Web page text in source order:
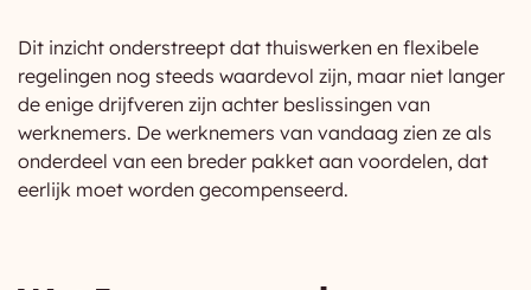
Dit inzicht onderstreept dat thuiswerken en flexibele
regelingen nog steeds waardevol zijn, maar niet langer
de enige drijfveren zijn achter beslissingen van
werknemers. De werknemers van vandaag zien ze als
onderdeel van een breder pakket aan voordelen, dat
eerlijk moet worden gecompenseerd.